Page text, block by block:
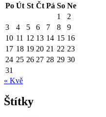
Po Út St Čt Pá So Ne
1
2
3
4 5 6 7 8
9
10 11 12 13 14 15 16
17 18 19 20 21 22 23
24 25 26 27 28 29 30
31
« Kvě
Štítky